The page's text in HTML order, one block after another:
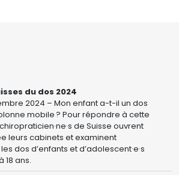
du dos 2024
2024 – Mon enfant a-t-il un dos
mobile ? Pour répondre à cette
de Suisse ouvrent
leurs cabinets et examinent
dos d’enfants et d’adolescent·e·s
18 ans.